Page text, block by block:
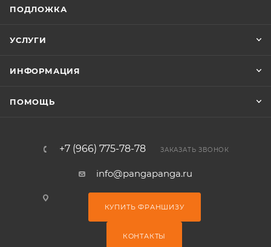
ПОДЛОЖКА
УСЛУГИ
ИНФОРМАЦИЯ
ПОМОЩЬ
+7 (966) 775-78-78 ЗАКАЗАТЬ ЗВОНОК
info@pangapanga.ru
КУПИТЬ ФРАНШИЗУ
КОНТАКТЫ